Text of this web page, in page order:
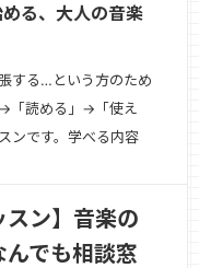
る、大人の音楽
する…という方のため
「読める」→「使え
ンです。学べる内容
音記号の読み方・初見
いる方・独学で挫折し
スン】音楽の
んでも相談窓